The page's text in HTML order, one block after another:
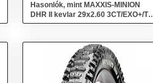
Hasonlók, mint MAXXIS-MINION
DHR II kevlar 29x2.60 3CT/EXO+/TR
Fekete